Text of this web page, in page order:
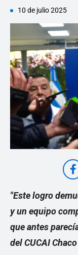
10 de julio 2025
"Este logro
y un equipo
que antes
del CUCAI